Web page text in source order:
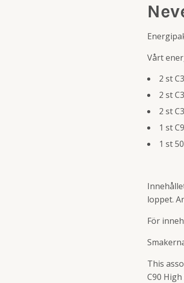
Vårt
2 st
2 st
2 st
1 st
1 st
loppet.
För
This
C90